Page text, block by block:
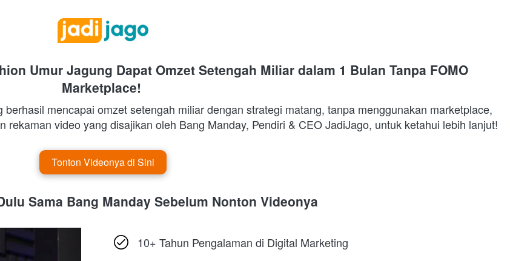
Umur Jagung Dapat Omzet Setengah Miliar dalam 1 Bulan Tanpa FOMO
Marketplace!
mencapai omzet setengah miliar dengan strategi matang, tanpa menggunakan marketplace,
`
Tonton Videonya di Sini
Sama Bang Manday Sebelum Nonton Videonya
10+ Tahun Pengalaman di Digital Marketing